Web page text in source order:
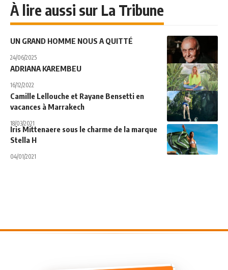
À lire aussi sur La Tribune
UN GRAND HOMME NOUS A QUITTÉ
24/06/2025
ADRIANA KAREMBEU
16/12/2022
Camille Lellouche et Rayane Bensetti en
vacances à Marrakech
18/03/2021
Iris Mittenaere sous le charme de la marque
Stella H
04/01/2021